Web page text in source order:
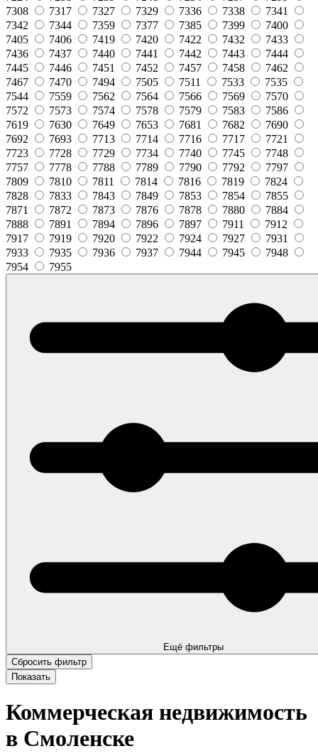
7308
7317 7327 7329 7336 7338
7341
7342
7344 7359 7377 7385 7399
7400
7405
7406 7419 7420 7422 7432
7433
7436
7437 7440 7441 7442 7443
7444
7445
7446 7451 7452 7457 7458
7462
7467
7470 7494 7505 7511 7533
7535
7544
7559 7562 7564 7566 7569
7570
7572
7573 7574 7578 7579 7583
7586
7619
7630 7649 7653 7681 7682
7690
7692
7693 7713 7714 7716 7717
7721
7723
7728 7729 7734 7740 7745
7748
7757
7778 7788 7789 7790 7792
7797
7809
7810 7811 7814 7816 7819
7824
7828
7833 7843 7849 7853 7854
7855
7871
7872 7873 7876 7878 7880
7884
7888
7891 7894 7896 7897 7911
7912
7917
7919 7920 7922 7924 7927
7931
7933
7935 7936 7937 7944 7945
7948
7954
7955
Ещё фильтры
Коммерческая недвижимость
в Смоленске